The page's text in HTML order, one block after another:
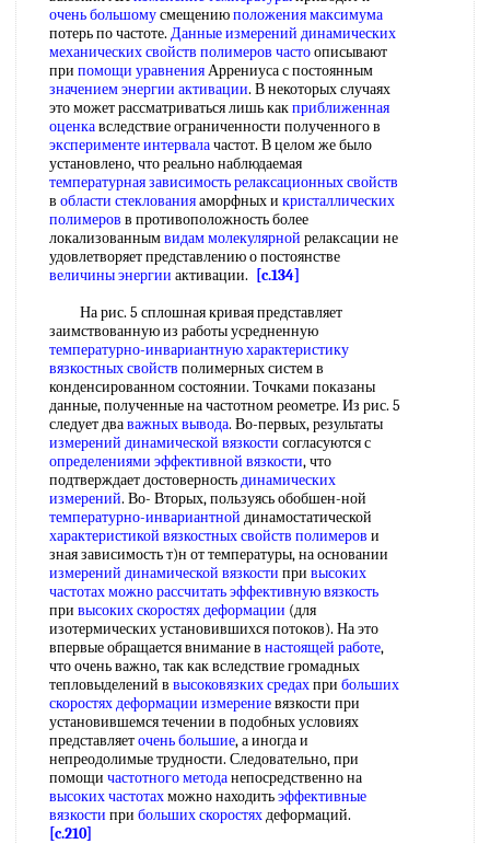
очень большомусмещениюположения максимума
потерь по частоте. Данные измерений динамических
механических свойств полимеров частоописывают
при помощи уравненияАррениуса с постоянным
значением энергии активации. В некоторых случаях
это может рассматриваться лишь какприближенная
оценкавследствие ограниченности полученного в
эксперименте интервалачастот. В целом же было
установлено, что реально наблюдаемая
температурная зависимостьрелаксационных свойств
в области стеклованияаморфных и кристаллических
полимеров в противоположность более
локализованнымвидам молекулярной релаксации не
удовлетворяет представлению о постоянстве
величины энергии активации.
[c.134]
На рис. 5 сплошная кривая представляет
заимствованную из работы усредненную
температурно-инвариантную характеристику
вязкостных свойств полимерных систем в
конденсированном состоянии. Точками показаны
данные, полученные на частотном реометре. Из рис. 5
следует дваважных вывода. Во-первых, результаты
измерений динамической вязкости согласуются с
определениями эффективной вязкости, что
подтверждает достоверностьдинамических
измерений. Во- Вторых, пользуясь обобшен-ной
температурно-инвариантной динамостатической
характеристикой вязкостных свойств полимеров и
зная зависимость т)н от температуры, на основании
измерений динамической вязкости при высоких
частотахможно рассчитатьэффективную вязкость
при высоких скоростях деформации (для
изотермических установившихся потоков). На это
впервые обращается внимание в настоящей работе,
что очень важно, так как вследствие громадных
тепловыделений в высоковязких средахпри больших
скоростяхдеформации измерениевязкости при
установившемся течении в подобных условиях
представляеточень большие, а иногда и
непреодолимые трудности. Следовательно, при
помощи частотного методанепосредственно на
высоких частотахможно находитьэффективные
вязкости при больших скоростяхдеформаций.
[c.210]